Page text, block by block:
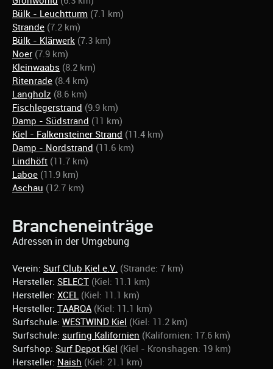
Bülk - Leuchtturm (7.1 km)
Strande (7.2 km)
Bülk - Klärwerk (7.3 km)
Noer (7.9 km)
Kleinwaabs (8.2 km)
Ritenrade (8.4 km)
Langholz (8.6 km)
Fischlegerstrand (9.9 km)
Damp - Südstrand (11 km)
Kiel - Falkensteiner Strand (11.4 km)
Damp - Nordstrand (11.6 km)
Lindhöft (11.7 km)
Laboe (11.9 km)
Aschau (12.7 km)
Brancheneinträge
Adressen in der Umgebung
Verein: Surf Club Kiel e.V. (Strande: 7 km)
Hersteller: SELECT (Kiel: 11.1 km)
Hersteller: XCEL (Kiel: 11.1 km)
Hersteller: TAAROA (Kiel: 11.1 km)
Surfschule: WESTWIND Kiel (Kiel: 11.2 km)
Surfschule: surfing Kalifornien (Kalifornien: 17.6 km)
Surfshop: Surf Depot Kiel (Kiel - Kronshagen: 19 km)
Hersteller: Naish (Kiel: 21.1 km)